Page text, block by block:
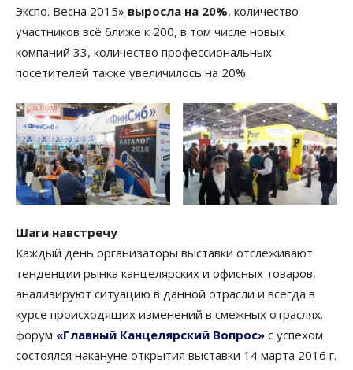
Экспо. Весна 2015» выросла на 20%, количество
участников всё ближе к 200, в том числе новых
компаний 33, количество профессиональных
посетителей также увеличилось на 20%.
Шаги навстречу
Каждый день организаторы выставки отслеживают
тенденции рынка канцелярских и офисных товаров,
анализируют ситуацию в данной отрасли и всегда в
курсе происходящих изменений в смежных отраслях.
форум «Главный Канцелярский Вопрос» с успехом
состоялся накануне открытия выставки 14 марта 2016 г.